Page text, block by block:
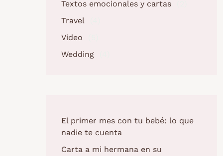
Textos emocionales y cartas
Travel
Video
Wedding
El primer mes con tu bebé: lo que
nadie te cuenta
Carta a mi hermana en su